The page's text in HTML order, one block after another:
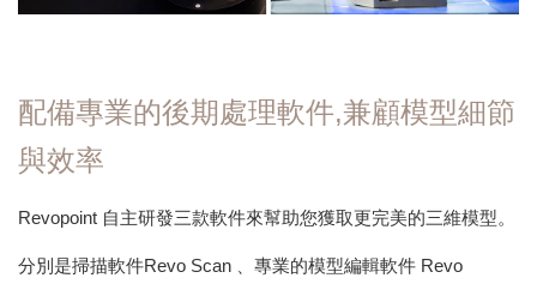
配備專業的後期處理軟件,兼顧模型細節
與效率
Revopoint 自主研發三款軟件來幫助您獲取更完美的三維模型。
分別是掃描軟件Revo Scan 、專業的模型編輯軟件 Revo